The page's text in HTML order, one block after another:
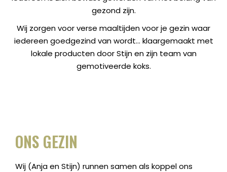
gezond zijn.
Wij zorgen voor verse maaltijden voor je gezin waar
iedereen goedgezind van wordt… klaargemaakt met
lokale producten door Stijn en zijn team van
gemotiveerde koks.
ONS GEZIN
Wij (Anja en Stijn) runnen samen als koppel ons